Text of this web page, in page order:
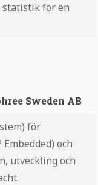
statistik för en
Sweden AB
för
och
utveckling och